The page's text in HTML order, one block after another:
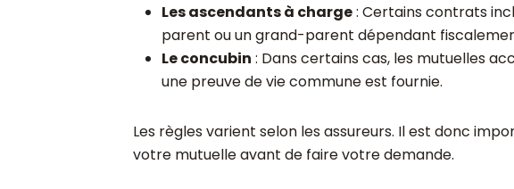
Les ascendants à charge: Certains contrats
parent ou un grand-parent dépendant
Le concubin : Dans certains cas, les mutuelles
une preuve de vie commune est fournie.
Les règles varient selon les assureurs. Il est donc
votre mutuelle avant de faire votre demande.